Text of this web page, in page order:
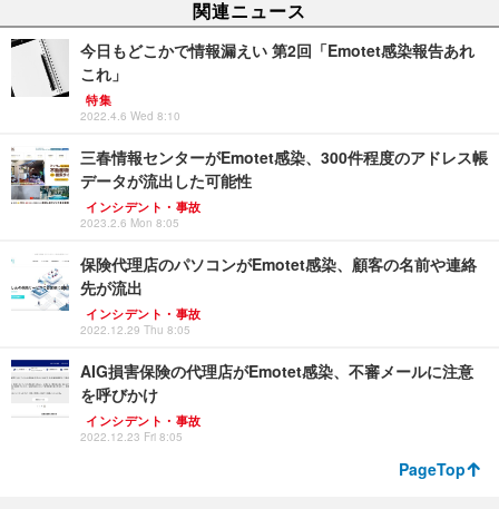
関連ニュース
今日もどこかで情報漏えい 第2回「Emotet感染報告あれ
これ」
特集
2022.4.6 Wed 8:10
三春情報センターがEmotet感染、300件程度のアドレス帳
データが流出した可能性
インシデント・事故
2023.2.6 Mon 8:05
保険代理店のパソコンがEmotet感染、顧客の名前や連絡
先が流出
インシデント・事故
2022.12.29 Thu 8:05
AIG損害保険の代理店がEmotet感染、不審メールに注意
を呼びかけ
インシデント・事故
2022.12.23 Fri 8:05
PageTop